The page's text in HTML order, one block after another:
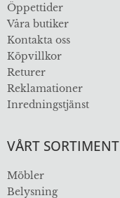
Öppettider
Våra butiker
Kontakta oss
Köpvillkor
Returer
Reklamationer
Inredningstjänst
VÅRT SORTIMENT
Möbler
Belysning